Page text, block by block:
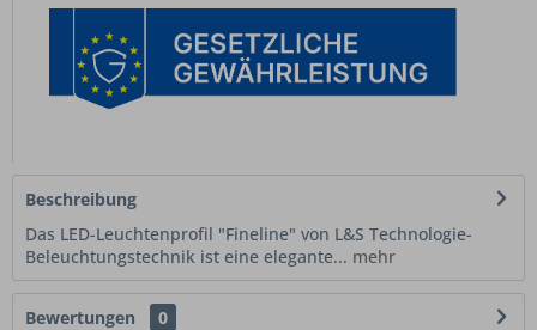
Beschreibung
Das LED-Leuchtenprofil "Fineline" von L&S Technologie-
Beleuchtungstechnik ist eine elegante... mehr
Bewertungen
0